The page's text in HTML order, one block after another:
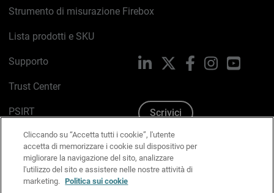
Strumento di misurazione Firebox
Lista prodotti e SKU
Supporto
Trust Center
PSIRT
Politica sui cookie
Informativa sulla privacy
Kit Media & Brand
LinkedIn FacebookInstagram
Scrivici
Cliccando su “Accetta tutti i cookie”, l'utente
accetta di memorizzare i cookie sul dispositivo per
migliorare la navigazione del sito, analizzare
l'utilizzo del sito e assistere nelle nostre attività di
marketing. Politica sui cookie